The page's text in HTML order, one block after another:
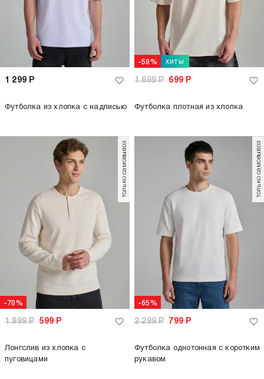
1 299 Р
Футболка из хлопка с надписью
-59% хиты
1 699Р 699 Р
Футболка плотная из хлопка
-70%
только самовывоз
1 999Р 599 Р
Лонгслив из хлопка с
пуговицами
-65%
только самовывоз
2 299Р 799 Р
Футболка однотонная с коротким
рукавом